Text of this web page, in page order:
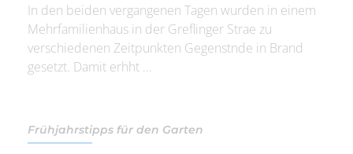
In den beiden vergangenen Tagen wurden in einem
Mehrfamilienhaus in der Greflinger Strae zu
verschiedenen Zeitpunkten Gegenstnde in Brand
gesetzt. Damit erhht ...
Frühjahrstipps für den Garten